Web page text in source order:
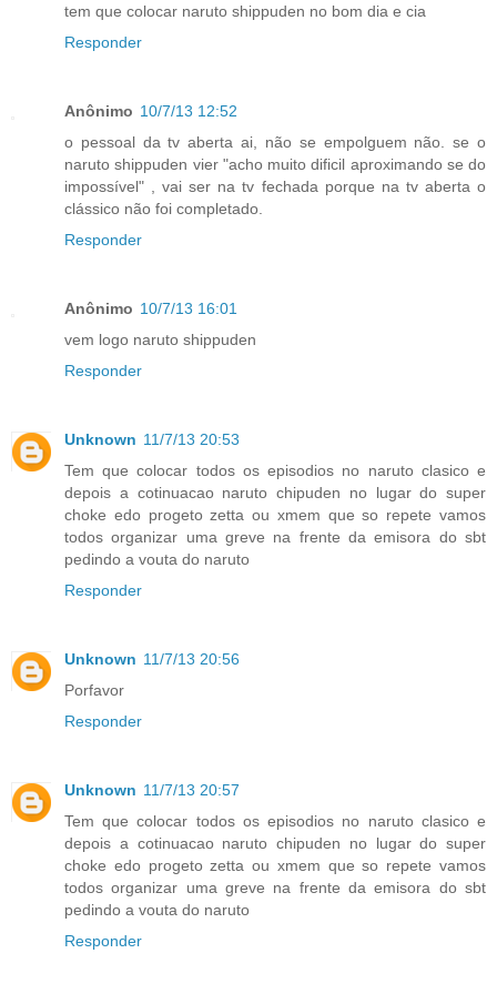
tem que colocar naruto shippuden no bom dia e cia
Responder
Anônimo 10/7/13 12:52
o pessoal da tv aberta ai, não se empolguem não. se o
naruto shippuden vier "acho muito dificil aproximando se do
impossível" , vai ser na tv fechada porque na tv aberta o
clássico não foi completado.
Responder
Anônimo 10/7/13 16:01
vem logo naruto shippuden
Responder
Unknown 11/7/13 20:53
Tem que colocar todos os episodios no naruto clasico e
depois a cotinuacao naruto chipuden no lugar do super
choke edo progeto zetta ou xmem que so repete vamos
todos organizar uma greve na frente da emisora do sbt
pedindo a vouta do naruto
Responder
Unknown 11/7/13 20:56
Porfavor
Responder
Unknown 11/7/13 20:57
Tem que colocar todos os episodios no naruto clasico e
depois a cotinuacao naruto chipuden no lugar do super
choke edo progeto zetta ou xmem que so repete vamos
todos organizar uma greve na frente da emisora do sbt
pedindo a vouta do naruto
Responder